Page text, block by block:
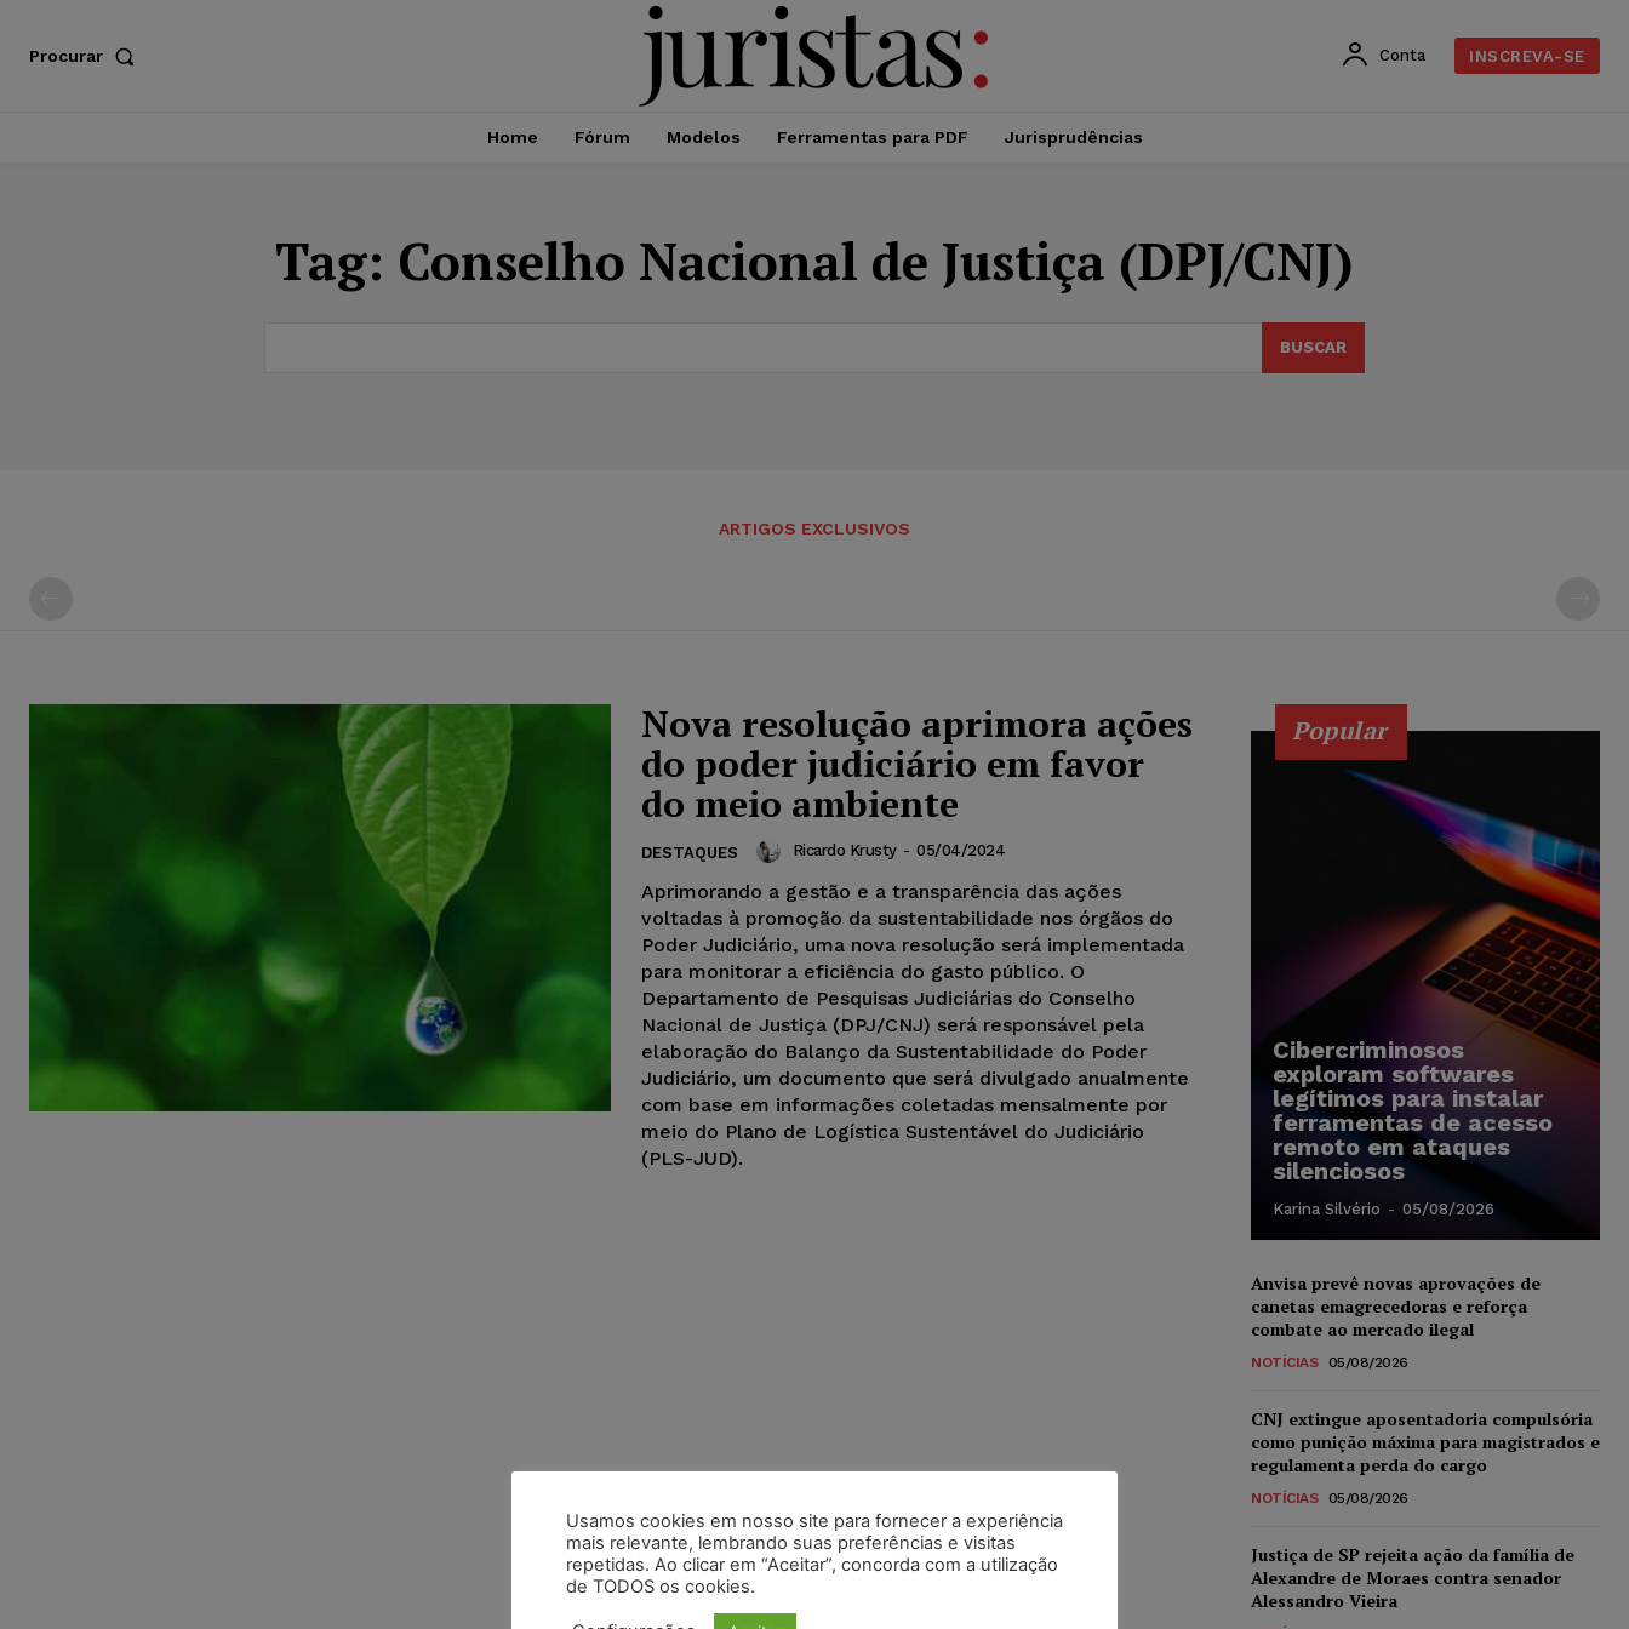
Procurar Conta INSCREVA-SE
Home Fórum Modelos Ferramentas para PDF Jurisprudências
Tag: Conselho Nacional de Justiça (DPJ/CNJ)
BUSCAR
ARTIGOS EXCLUSIVOS
Nova resolução aprimora ações
do poder judiciário em favor
do meio ambiente
DESTAQUES Ricardo Krusty - 05/04/2024
Aprimorando a gestão e a transparência das ações
voltadas à promoção da sustentabilidade nos órgãos do
Poder Judiciário, uma nova resolução será implementada
para monitorar a eficiência do gasto público. O
Departamento de Pesquisas Judiciárias do Conselho
Nacional de Justiça (DPJ/CNJ) será responsável pela
elaboração do Balanço da Sustentabilidade do Poder
Judiciário, um documento que será divulgado anualmente
com base em informações coletadas mensalmente por
meio do Plano de Logística Sustentável do Judiciário
(PLS-JUD).
Popular
Cibercriminosos
exploram softwares
legítimos para instalar
ferramentas de acesso
remoto em ataques
silenciosos
Karina Silvério - 05/08/2026
Anvisa prevê novas aprovações de
canetas emagrecedoras e reforça
combate ao mercado ilegal
NOTÍCIAS 05/08/2026
CNJ extingue aposentadoria compulsória
como punição máxima para magistrados e
regulamenta perda do cargo
NOTÍCIAS 05/08/2026
Justiça de SP rejeita ação da família de
Alexandre de Moraes contra senador
Alessandro Vieira
Usamos cookies em nosso site para fornecer a experiência
mais relevante, lembrando suas preferências e visitas
repetidas. Ao clicar em “Aceitar”, concorda com a utilização
de TODOS os cookies.